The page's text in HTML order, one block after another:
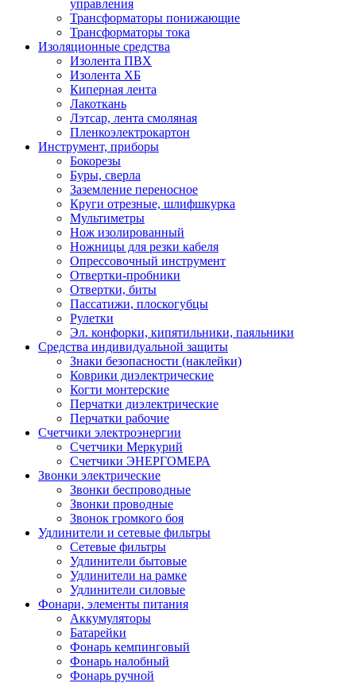
управления
Трансформаторы понижающие
Трансформаторы тока
Изоляционные средства
Изолента ПВХ
Изолента ХБ
Киперная лента
Лакоткань
Лэтсар, лента смоляная
Пленкоэлектрокартон
Инструмент, приборы
Бокорезы
Буры, сверла
Заземление переносное
Круги отрезные, шлифшкурка
Мультиметры
Нож изолированный
Ножницы для резки кабеля
Опрессовочный инструмент
Отвертки-пробники
Отвертки, биты
Пассатижи, плоскогубцы
Рулетки
Эл. конфорки, кипятильники, паяльники
Средства индивидуальной защиты
Знаки безопасности (наклейки)
Коврики диэлектрические
Когти монтерские
Перчатки диэлектрические
Перчатки рабочие
Счетчики электроэнергии
Счетчики Меркурий
Счетчики ЭНЕРГОМЕРА
Звонки электрические
Звонки беспроводные
Звонки проводные
Звонок громкого боя
Удлинители и сетевые фильтры
Сетевые фильтры
Удлинители бытовые
Удлинители на рамке
Удлинители силовые
Фонари, элементы питания
Аккумуляторы
Батарейки
Фонарь кемпинговый
Фонарь налобный
Фонарь ручной